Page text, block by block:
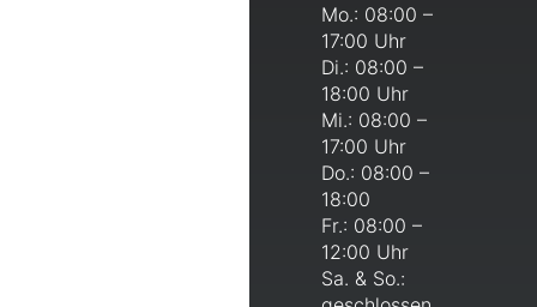
Mo.: 08:00 –
17:00 Uhr
Di.: 08:00 –
18:00 Uhr
Mi.: 08:00 –
17:00 Uhr
Do.: 08:00 –
18:00
Fr.: 08:00 –
12:00 Uhr
Sa. & So.: